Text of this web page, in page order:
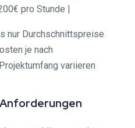
pro Stunde |
nur Durchschnittspreise
je nach
variieren